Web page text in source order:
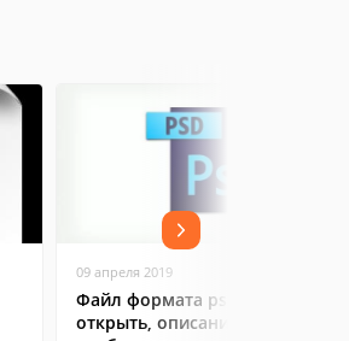
09 апреля 2019
Файл формата psd: чем
открыть, описание,